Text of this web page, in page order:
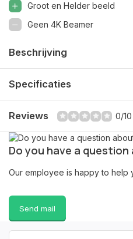
Groot en Helder beeld
Geen 4K Beamer
Beschrijving
Specificaties
Reviews 0/10
Do you have a
Our employee is happy to help
Send mail